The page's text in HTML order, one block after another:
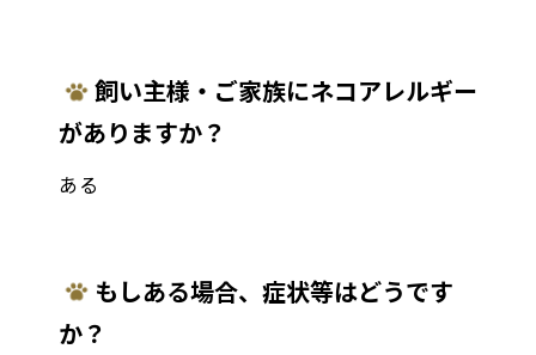
飼い主様・ご家族にネコアレルギー
がありますか？
ある
もしある場合、症状等はどうです
か？